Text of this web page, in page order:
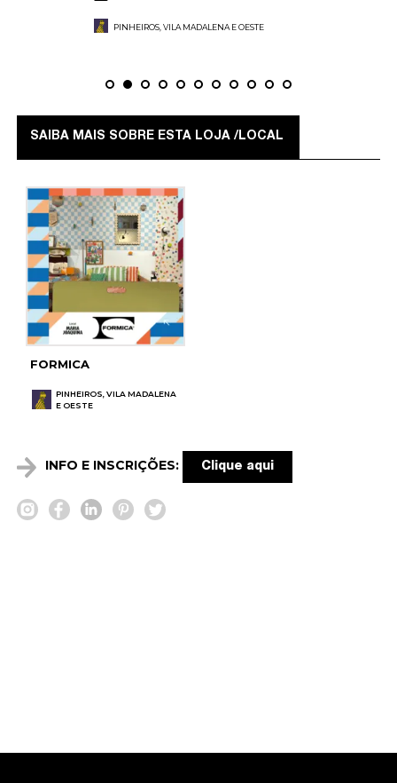
PINHEIROS, VILA MADALENA E OESTE
SAIBA MAIS SOBRE ESTA LOJA /LOCAL
FORMICA
PINHEIROS, VILA MADALENA
E OESTE
INFO E INSCRIÇÕES: Clique aqui